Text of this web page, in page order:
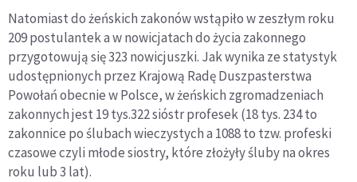
Natomiast do żeńskich zakonów wstąpiło w zeszłym roku
209 postulantek a w nowicjatach do życia zakonnego
przygotowują się 323 nowicjuszki. Jak wynika ze statystyk
udostępnionych przez Krajową Radę Duszpasterstwa
Powołań obecnie w Polsce, w żeńskich zgromadzeniach
zakonnych jest 19 tys.322 sióstr profesek (18 tys. 234 to
zakonnice po ślubach wieczystych a 1088 to tzw. profeski
czasowe czyli młode siostry, które złożyły śluby na okres
roku lub 3 lat).